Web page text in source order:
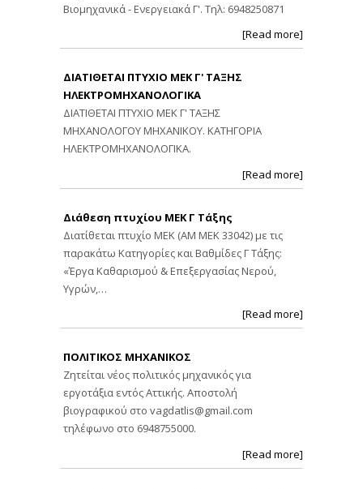
Βιομηχανικά - Ενεργειακά Γ'. Τηλ: 6948250871
[Read more]
ΔΙΑΤΙΘΕΤΑΙ ΠΤΥΧΙΟ ΜΕΚ Γ' ΤΑΞΗΣ
ΗΛΕΚΤΡΟΜΗΧΑΝΟΛΟΓΙΚΑ
ΔΙΑΤΙΘΕΤΑΙ ΠΤΥΧΙΟ ΜΕΚ Γ' ΤΑΞΗΣ
ΜΗΧΑΝΟΛΟΓΟΥ ΜΗΧΑΝΙΚΟΥ. ΚΑΤΗΓΟΡΙΑ
ΗΛΕΚΤΡΟΜΗΧΑΝΟΛΟΓΙΚΑ.
[Read more]
Διάθεση πτυχίου ΜΕΚ Γ Τάξης
Διατίθεται πτυχίο ΜΕΚ (ΑΜ ΜΕΚ 33042) με τις
παρακάτω Κατηγορίες και Βαθμίδες Γ Τάξης:
«Έργα Καθαρισμού & Επεξεργασίας Νερού,
Υγρών,…
[Read more]
ΠΟΛΙΤΙΚΟΣ ΜΗΧΑΝΙΚΟΣ
Ζητείται νέος πολιτικός μηχανικός για
εργοτάξια εντός Αττικής. Αποστολή
βιογραφικού στο vagdatlis@gmail.com
τηλέφωνο στο 6948755000.
[Read more]